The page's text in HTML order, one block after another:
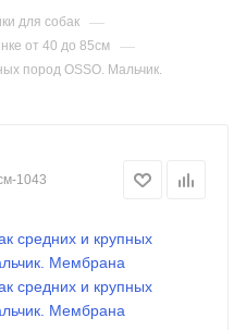
для собак —
от 40 до 85см —
пород OSSO. Мальчик.
1043